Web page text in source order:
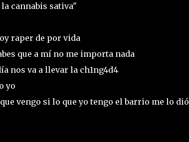
cannabis sativa"
raper de por vida
que a mí no me importa nada
nos va a llevar la ch1ng4d4
yo
vengo si lo que yo tengo el barrio me lo dió